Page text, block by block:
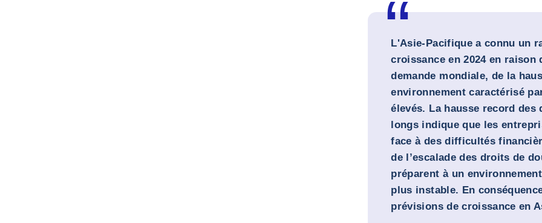
L'Asie-Pacifique a connu un
croissance en 2024 en raison
demande mondiale, de la
environnement caractérisé
élevés. La hausse record
longs indique que les
face à des difficultés
de l’escalade des droits de
préparent à un
plus instable. En
prévisions de croissance en